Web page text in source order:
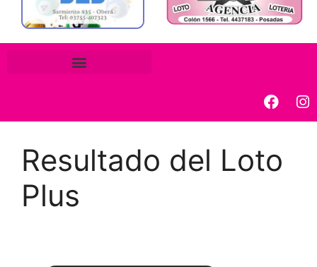
Resultado del Loto
Plus